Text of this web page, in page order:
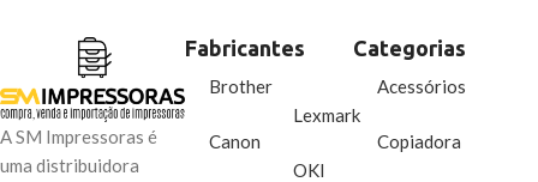
profissional e alta velocidade de
impressão .
suas atividades do dia-a-dia.
A SM Impressoras é
uma distribuidora
Fabricantes
Brother
Canon
Lexmark
OKI
Categorias
Acessórios
Copiadora